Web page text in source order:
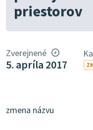
priestorov
Zverejnené
5. apríla 2017
zmena názvu